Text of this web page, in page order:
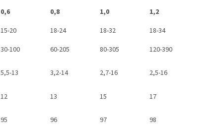
0,6 0,8 1,0
1,2
15-20 18-24 18-32
18-34
30-100 60-205 80-305
120-390
5,5-13 3,2-14 2,7-16 2,5-16
12 13 15
17
95 96 97 98